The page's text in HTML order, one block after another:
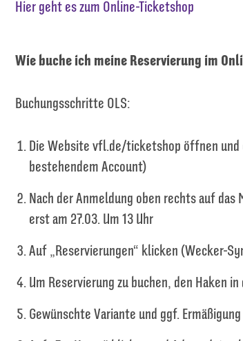
Hier geht es zum Online-Ticketshop
Wie buche ich meine Reservierung im
Buchungsschritte OLS:
Die Website vfl.de/ticketshop öffnen
bestehendem Account)
Nach der Anmeldung oben rechts auf das
erst am 27.03. Um 13 Uhr
Auf „Reservierungen“ klicken (Wecker-
Um Reservierung zu buchen, den Haken
Gewünschte Variante und ggf.